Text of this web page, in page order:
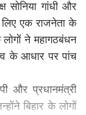
सोनिया गांधी और
लिए एक राजनेता के
ने महागठबंधन
के आधार पर पांच
और प्रधानमंत्री
बिहार के लोगों